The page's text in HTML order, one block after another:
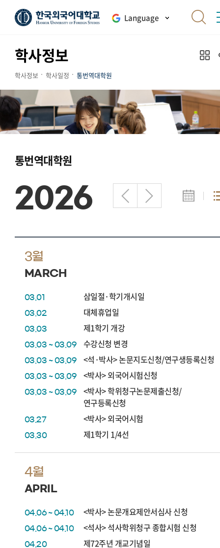
Language
학사정보
학사정보 학사일정 통번역대학원
통번역대학원
2026
3월
MARCH
03.01 삼일절·학기개시일
03.02 대체휴업일
03.03 제1학기 개강
03.03 ~ 03.09 수강신청 변경
03.03 ~ 03.09 <석·박사> 논문지도신청/연구생등록신청
03.03 ~ 03.09 <박사> 외국어시험신청
03.03 ~ 03.09
<박사> 학위청구논문제출신청/
연구등록신청
03.27 <박사> 외국어시험
03.30 제1학기 1/4선
4월
APRIL
04.06 ~ 04.10 <박사> 논문개요제안서심사 신청
04.06 ~ 04.10 <석사> 석사학위청구 종합시험 신청
04.20 제72주년 개교기념일